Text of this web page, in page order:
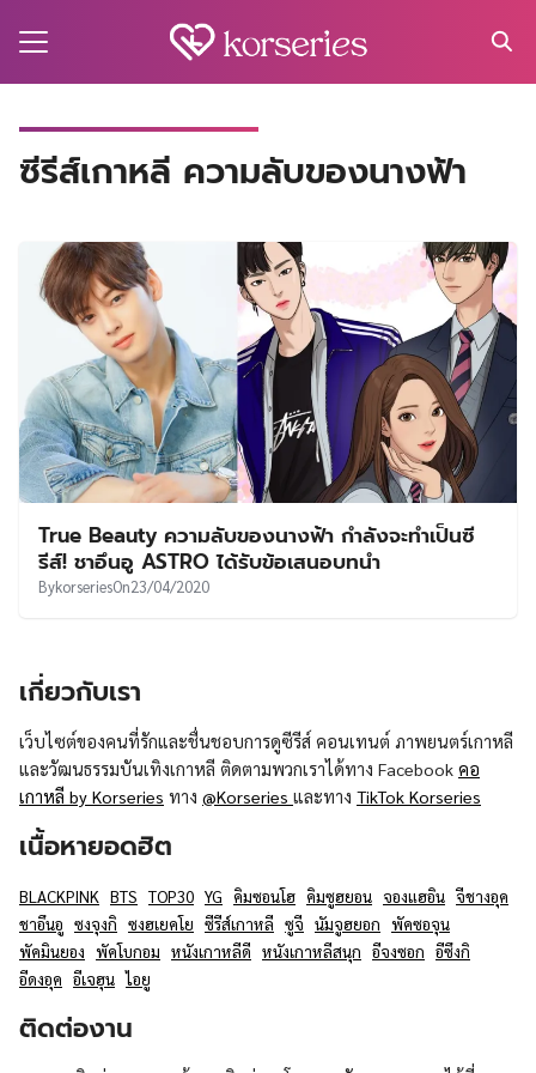
ซีรีส์เกาหลี ความลับของนางฟ้า
True Beauty ความลับของนางฟ้า กำลังจะทำเป็นซี
รีส์! ชาอึนอู ASTRO ได้รับข้อเสนอบทนำ
BykorseriesOn23/04/2020
เกี่ยวกับเรา
เว็บไซต์ของคนที่รักและชื่นชอบการดูซีรีส์ คอนเทนต์ ภาพยนตร์เกาหลี
และวัฒนธรรมบันเทิงเกาหลี ติดตามพวกเราได้ทาง Facebook คอ
เกาหลี by Korseries ทาง @Korseries และทาง TikTok Korseries
เนื้อหายอดฮิต
BLACKPINK BTS TOP30 YG คิมซอนโฮ คิมซูฮยอน จองแฮอิน จีชางอุค
ชาอึนอู ซงจุงกิ ซงฮเยคโย ซีรีส์เกาหลี ซูจี นัมจูฮยอก พัคซอจุน
พัคมินยอง พัคโบกอม หนังเกาหลีดี หนังเกาหลีสนุก อีจงซอก อีซึงกิ
อีดงอุค อีเจฮุน ไอยู
ติดต่องาน